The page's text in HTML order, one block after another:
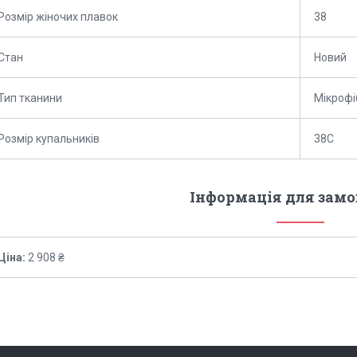
жіночих плавок 38
Новий
тканини
купальників 38С
Інформація для
2 908 ₴